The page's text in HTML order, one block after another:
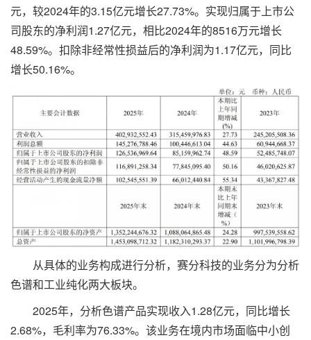
元，较2024年的3.15亿元增长27.73%。实现归属于上市公
司股东的净利润1.27亿元，相比2024年的8516万元增长
48.59%。扣除非经常性损益后的净利润为1.17亿元，同比
增长50.16%。
从具体的业务构成进行分析，赛分科技的业务分为分析
色谱和工业纯化两大板块。
2025年，分析色谱产品实现收入1.28亿元，同比增长
2.68%，毛利率为76.33%。该业务在境内市场面临中小创